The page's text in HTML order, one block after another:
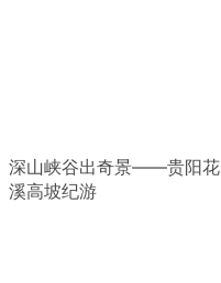
深山峡谷出奇景——贵阳花
溪高坡纪游